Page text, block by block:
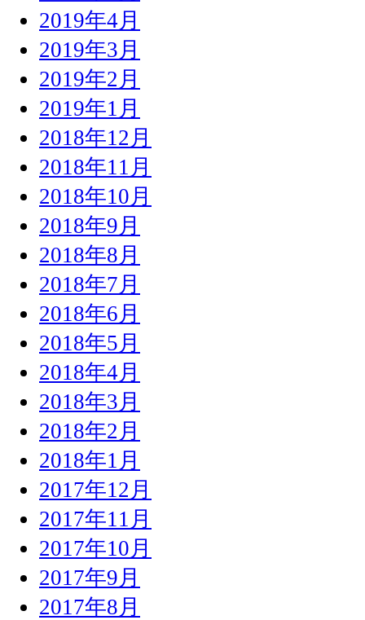
2019年4月
2019年3月
2019年2月
2019年1月
2018年12月
2018年11月
2018年10月
2018年9月
2018年8月
2018年7月
2018年6月
2018年5月
2018年4月
2018年3月
2018年2月
2018年1月
2017年12月
2017年11月
2017年10月
2017年9月
2017年8月